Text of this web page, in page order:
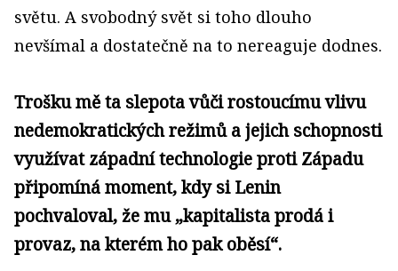
světu. A svobodný svět si toho dlouho
nevšímal a dostatečně na to nereaguje dodnes.
Trošku mě ta slepota vůči rostoucímu vlivu
nedemokratických režimů a jejich schopnosti
využívat západní technologie proti Západu
připomíná moment, kdy si Lenin
pochvaloval, že mu „kapitalista prodá i
provaz, na kterém ho pak oběsí“.